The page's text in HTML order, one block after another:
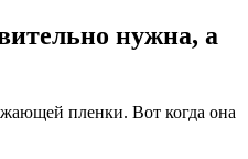
нужна, а
пленки. Вот когда она